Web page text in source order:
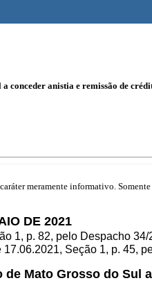
conceder anistia e remissão de
meramente informativo.
DE 2021
1, p. 82, pelo Despacho
Seção 1, p. 45,
de Mato Grosso do Sul